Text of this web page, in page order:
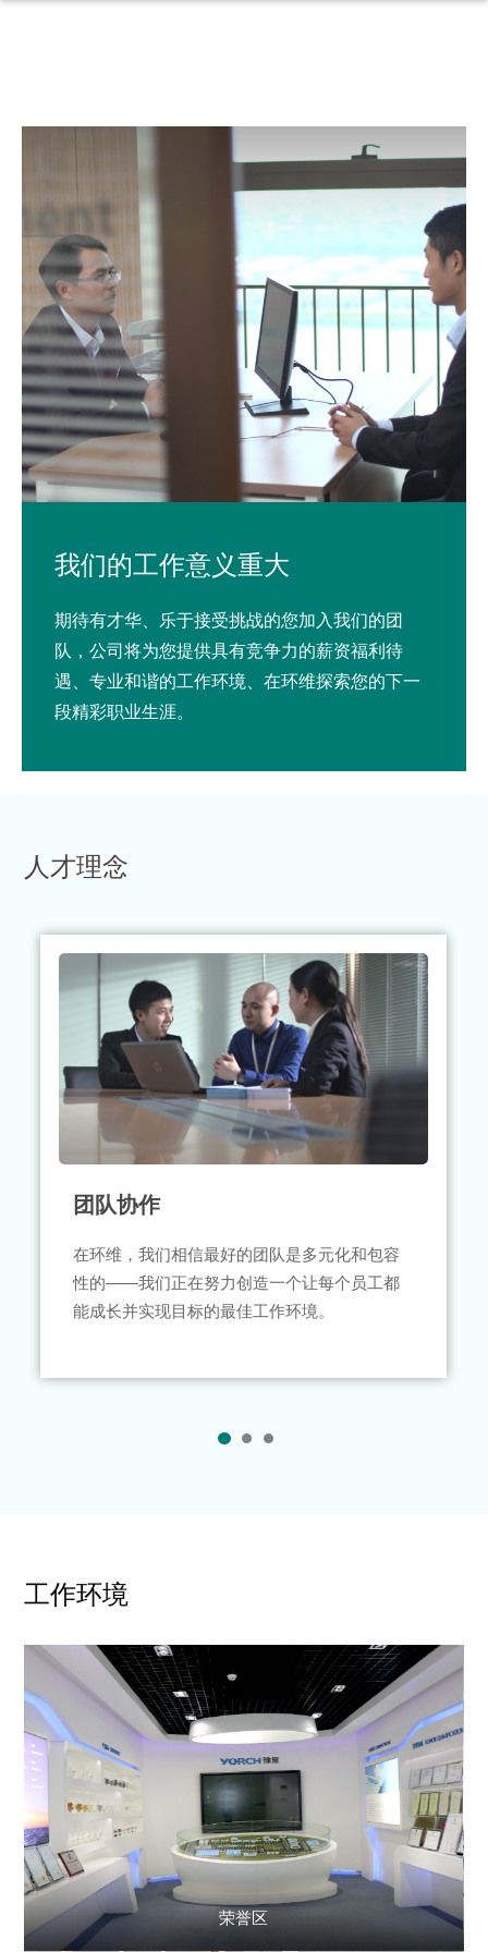
我们的工作意义重大
期待有才华、乐于接受挑战的您加入我们的团
队，公司将为您提供具有竞争力的薪资福利待
遇、专业和谐的工作环境、在环维探索您的下一
段精彩职业生涯。
人才理念
团队协作
在环维，我们相信最好的团队是多元化和包容
性的——我们正在努力创造一个让每个员工都
能成长并实现目标的最佳工作环境。
工作环境
荣誉区